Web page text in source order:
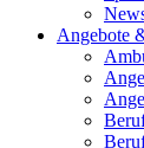
Angebote